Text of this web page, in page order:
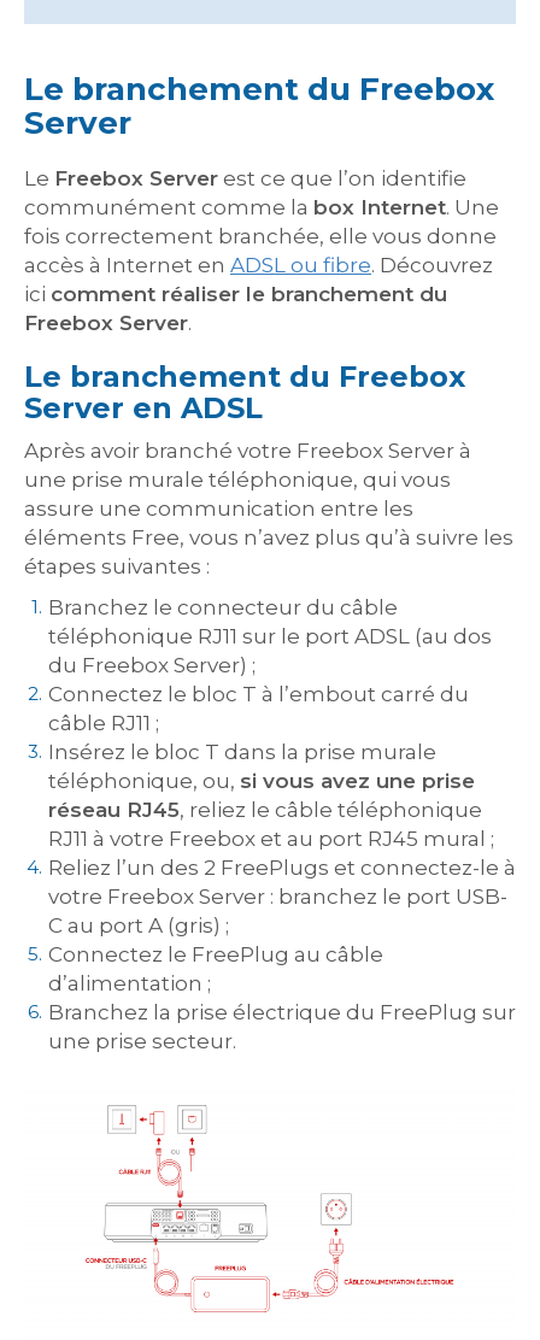
Le branchement du Freebox
Server
Le Freebox Server est ce que l’on identifie
communément comme la box Internet. Une
fois correctement branchée, elle vous donne
accès à Internet en ADSL ou fibre. Découvrez
ici comment réaliser le branchement du
Freebox Server.
Le branchement du Freebox
Server en ADSL
Après avoir branché votre Freebox Server à
une prise murale téléphonique, qui vous
assure une communication entre les
éléments Free, vous n’avez plus qu’à suivre les
étapes suivantes :
Branchez le connecteur du câble
téléphonique RJ11 sur le port ADSL (au dos
du Freebox Server) ;
Connectez le bloc T à l’embout carré du
câble RJ11 ;
Insérez le bloc T dans la prise murale
téléphonique, ou, si vous avez une prise
réseau RJ45, reliez le câble téléphonique
RJ11 à votre Freebox et au port RJ45 mural ;
Reliez l’un des 2 FreePlugs et connectez-le à
votre Freebox Server : branchez le port USB-
C au port A (gris) ;
Connectez le FreePlug au câble
d’alimentation ;
Branchez la prise électrique du FreePlug sur
une prise secteur.